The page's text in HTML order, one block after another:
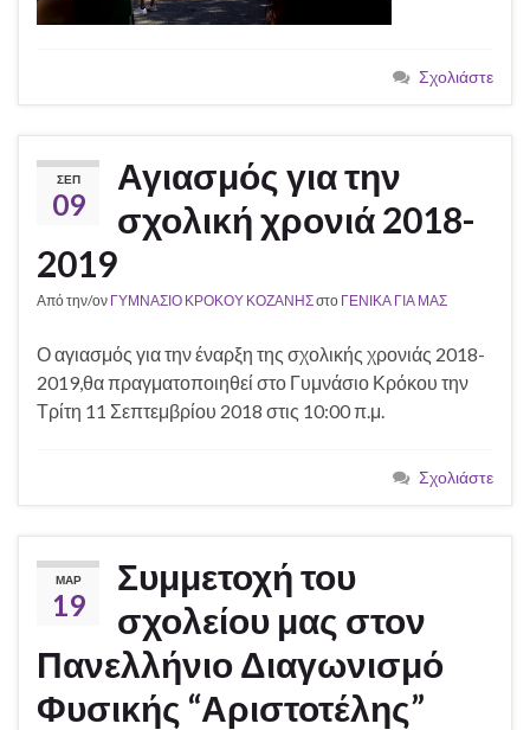
Σχολιάστε
ΣΕΠ
09
Αγιασμός για την
σχολική χρονιά 2018-
2019
Από την/ον ΓΥΜΝΑΣΙΟ ΚΡΟΚΟΥ ΚΟΖΑΝΗΣστο ΓΕΝΙΚΑ ΓΙΑ ΜΑΣ
Ο αγιασμός για την έναρξη της σχολικής χρονιάς 2018-
2019,θα πραγματοποιηθεί στο Γυμνάσιο Κρόκου την
Τρίτη 11 Σεπτεμβρίου 2018 στις 10:00 π.μ.
Σχολιάστε
ΜΑΡ
19
Συμμετοχή του
σχολείου μας στον
Πανελλήνιο Διαγωνισμό
Φυσικής “Αριστοτέλης”